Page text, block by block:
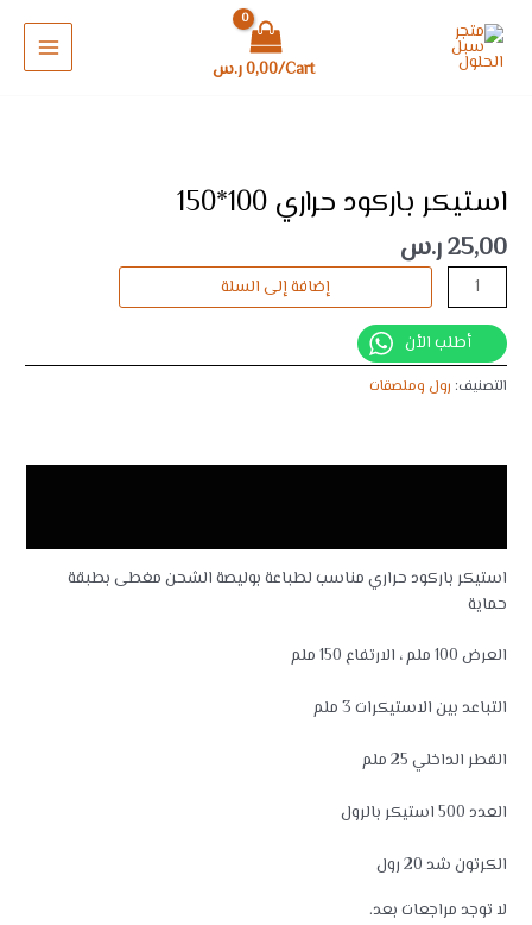
المحتوى
Cart/
0,00ر.س
MAIN
استيكر باركود حراري 100*150
25,00ر.س
باركود
حراري
100*150
إضافة إلى السلة
أطلب الأن
التصنيف: رول وملصقات
استيكر باركود حراري مناسب لطباعة بوليصة الشحن مغطى بطبقة
حماية
العرض 100 ملم ، الارتفاع 150 ملم
التباعد بين الاستيكرات 3 ملم
القطر الداخلي 25 ملم
العدد 500 استيكر بالرول
الكرتون شد 20 رول
لا توجد مراجعات بعد.